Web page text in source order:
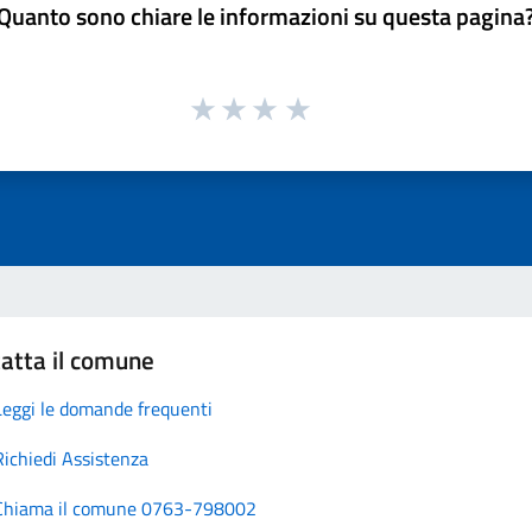
sono chiare le informazioni su questa
il comune
le domande frequenti
Assistenza
il comune 0763-798002